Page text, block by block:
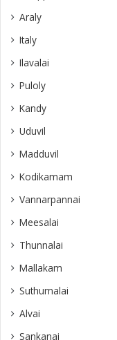
Araly
Italy
Ilavalai
Puloly
Kandy
Uduvil
Madduvil
Kodikamam
Vannarpannai
Meesalai
Thunnalai
Mallakam
Suthumalai
Alvai
Sankanai